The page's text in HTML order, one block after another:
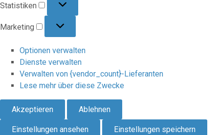
Statistiken
Marketing
Optionen verwalten
Dienste verwalten
Verwalten von {vendor_count}-Lieferanten
Lese mehr über diese Zwecke
Akzeptieren Ablehnen
Einstellungen ansehen
Einstellungen speichern